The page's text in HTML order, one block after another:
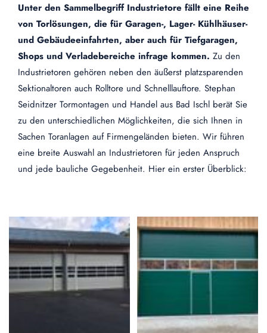
Unter den Sammelbegriff Industrietore fällt eine Reihe
von Torlösungen, die für Garagen-, Lager- Kühlhäuser-
und Gebäudeeinfahrten, aber auch für Tiefgaragen,
Shops und Verladebereiche infrage kommen. Zu den
Industrietoren gehören neben den äußerst platzsparenden
Sektionaltoren auch Rolltore und Schnelllauftore. Stephan
Seidnitzer Tormontagen und Handel aus Bad Ischl berät Sie
zu den unterschiedlichen Möglichkeiten, die sich Ihnen in
Sachen Toranlagen auf Firmengeländen bieten. Wir führen
eine breite Auswahl an Industrietoren für jeden Anspruch
und jede bauliche Gegebenheit. Hier ein erster Überblick: